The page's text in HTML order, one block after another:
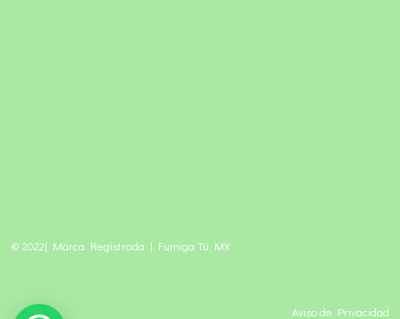
© 2022| Marca Registrada | Fumiga Tú MX
Aviso de Privacidad